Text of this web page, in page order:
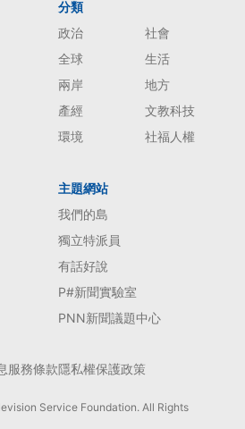
分類
政治
社會
全球
生活
兩岸
地方
產經
文教科技
環境
社福人權
主題網站
我們的島
獨立特派員
有話好說
P#新聞實驗室
PNN新聞議題中心
服務條款隱私權保護政策
Service Foundation. All Rights